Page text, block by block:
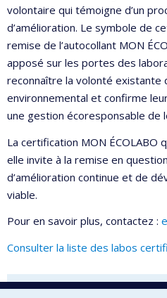
volontaire qui témoigne d’un
d’amélioration. Le symbole de
remise de l’autocollant MON
apposé sur les portes des
reconnaître la volonté existante
environnemental et confirme
une gestion écoresponsable de
La certification MON ÉCOLABO
elle invite à la remise en
d’amélioration continue et de
viable.
Pour en savoir plus, contactez :
Consulter la liste des labos
Processus